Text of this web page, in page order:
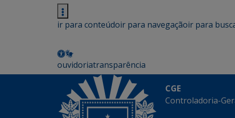
ir para conteúdoir para navegaçãoir para
ouvidoriatransparência
CGE
Controladoria-